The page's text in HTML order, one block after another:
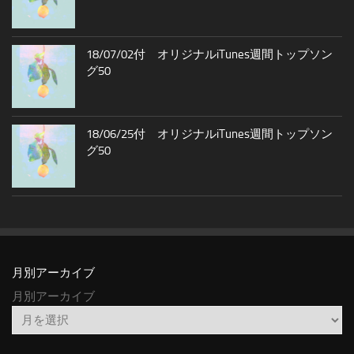
18/07/02付 オリジナルiTunes週間トップソン
グ50
18/06/25付 オリジナルiTunes週間トップソン
グ50
月別アーカイブ
月別アーカイブ